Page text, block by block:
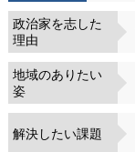
政治家を志した
理由
地域のありたい
姿
解決したい課題